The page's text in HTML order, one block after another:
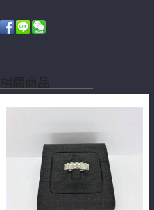
相關商品